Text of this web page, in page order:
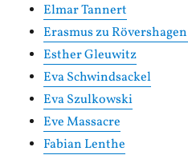
Elmar Tannert
Erasmus zu Rövershagen
Esther Gleuwitz
Eva Schwindsackel
Eva Szulkowski
Eve Massacre
Fabian Lenthe